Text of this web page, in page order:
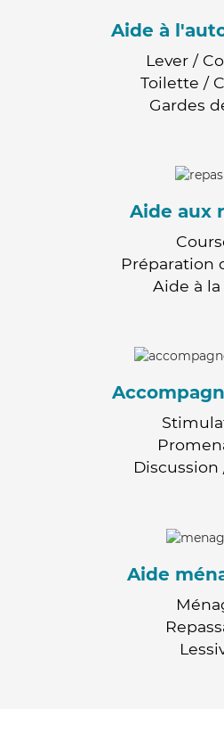
Aide à
Lever /
Toilette /
Gardes
Aide aux
Préparation
Aide à
Discussion
Aide